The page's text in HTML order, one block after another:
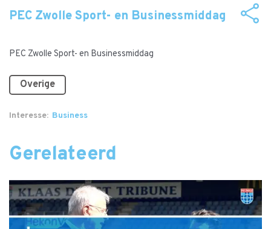
PEC Zwolle Sport- en Businessmiddag
PEC Zwolle Sport- en Businessmiddag
Overige
Interesse Business
Gerelateerd